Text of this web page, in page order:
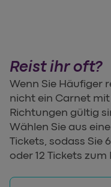
Reist ihr oft?
Wenn Sie Häufiger
nicht ein Carnet
Richtungen gültig
Wählen Sie aus
Tickets, sodass Sie
oder 12 Tickets